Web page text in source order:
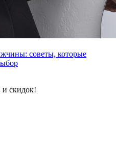
советы, которые
и скидок!